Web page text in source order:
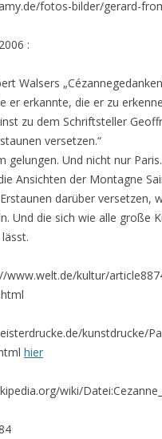
fotos-bilder/gerard-
:
Walsers
er erkannte, die er zu
zu dem Schriftsteller
versetzen.“
gelungen. Und nicht nur
Ansichten der Montagne
darüber versetzen,
Und die sich wie alle große
www.welt.de/kultur/
kunstdrucke/
hier
wiki/